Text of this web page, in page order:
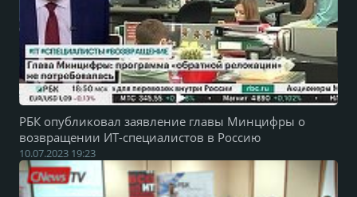
РБК опубликовал заявление главы Минцифры о
возвращении ИТ-специалистов в Россию
10.07.2023 19:23